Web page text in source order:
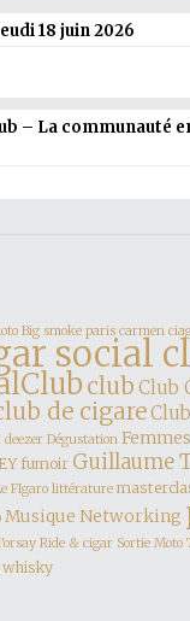
18 juin 2026
– La communauté
Big smoke paris carmen
social
club Club
de cigare
deezer Dégustation
fumoir Guillaume
FIgaro littérature
Musique Networking
Ride & cigar Sortie Moto
whisky